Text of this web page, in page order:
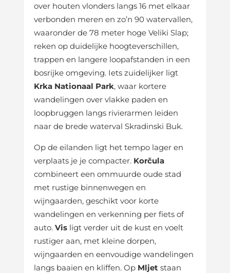
over houten vlonders langs 16 met elkaar
verbonden meren en zo’n 90 watervallen,
waaronder de 78 meter hoge Veliki Slap;
reken op duidelijke hoogteverschillen,
trappen en langere loopafstanden in een
bosrijke omgeving. Iets zuidelijker ligt
Krka Nationaal Park, waar kortere
wandelingen over vlakke paden en
loopbruggen langs rivierarmen leiden
naar de brede waterval Skradinski Buk.
Op de eilanden ligt het tempo lager en
verplaats je je compacter. Korčula
combineert een ommuurde oude stad
met rustige binnenwegen en
wijngaarden, geschikt voor korte
wandelingen en verkenning per fiets of
auto. Vis ligt verder uit de kust en voelt
rustiger aan, met kleine dorpen,
wijngaarden en eenvoudige wandelingen
langs baaien en kliffen. Op Mljet staan